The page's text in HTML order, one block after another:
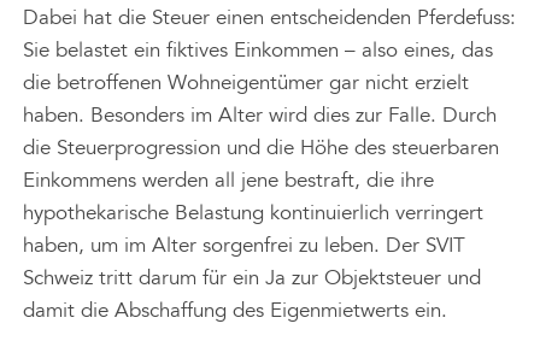
Dabei hat die Steuer einen entscheidenden Pferdefuss:
Sie belastet ein fiktives Einkommen – also eines, das
die betroffenen Wohneigentümer gar nicht erzielt
haben. Besonders im Alter wird dies zur Falle. Durch
die Steuerprogression und die Höhe des steuerbaren
Einkommens werden all jene bestraft, die ihre
hypothekarische Belastung kontinuierlich verringert
haben, um im Alter sorgenfrei zu leben. Der SVIT
Schweiz tritt darum für ein Ja zur Objektsteuer und
damit die Abschaffung des Eigenmietwerts ein.